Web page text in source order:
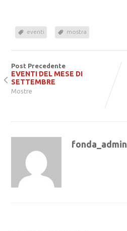
eventi mostra
Post Precedente
EVENTI DEL MESE DI
SETTEMBRE
Mostre
fonda_admin